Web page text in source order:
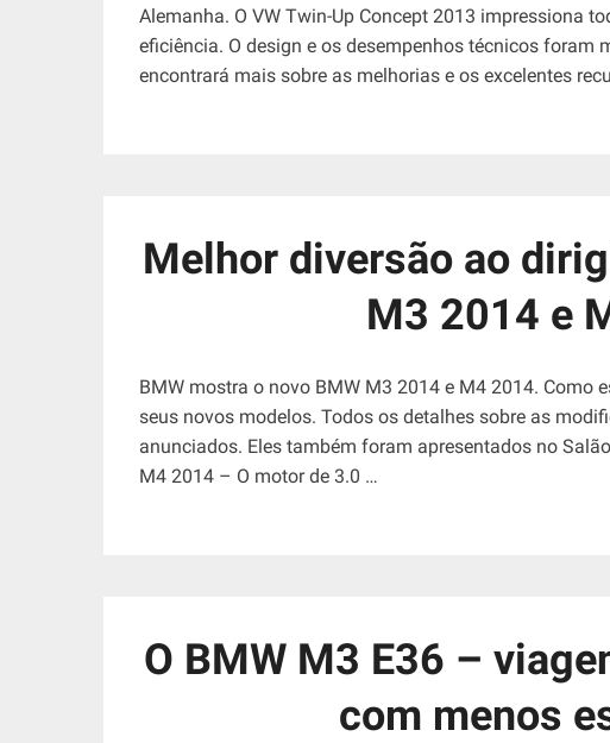
Alemanha. O VW Twin-Up Concept 2013 impressiona
eficiência. O design e os desempenhos técnicos foram
encontrará mais sobre as melhorias e os excelentes
Melhor diversão ao
M3 2014 e
BMW mostra o novo BMW M3 2014 e M4 2014. Como
seus novos modelos. Todos os detalhes sobre as
anunciados. Eles também foram apresentados no
M4 2014 – O motor de 3.0 …
O BMW M3 E36 –
com menos